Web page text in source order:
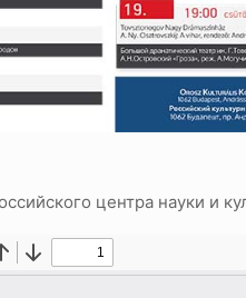
центра науки и